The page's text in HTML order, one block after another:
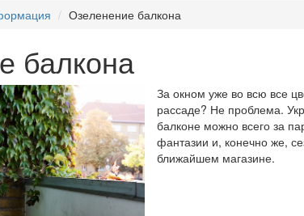
Озеленение балкона
балкона
За окном уже во всю все
рассаде? Не проблема.
балконе можно всего за
фантазии и, конечно же,
ближайшем магазине.